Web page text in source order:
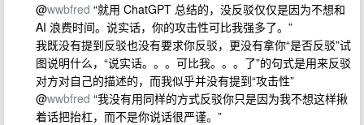
@wwbfred “就用 ChatGPT 总结的，没反驳仅仅是因为不想和
AI 浪费时间。说实话，你的攻击性可比我强多了。”
我既没有提到反驳也没有要求你反驳，更没有拿你“是否反驳”试
图说明什么，“说实话。。。可比我。。。了”的句式是用来反驳
对方对自己的描述的，而我似乎并没有提到“攻击性”
@wwbfred “我没有用同样的方式反驳你只是因为我不想这样揪
着话把抬杠，而不是你说话很严谨。”